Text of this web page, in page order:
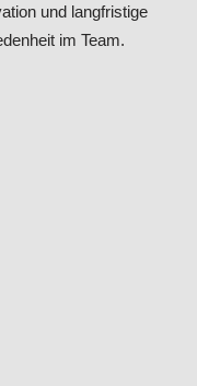
und langfristige
im Team.